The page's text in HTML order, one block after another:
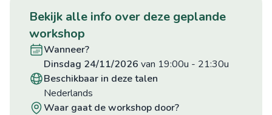
bekijk alle info over deze geplande
workshop
wanneer?
dinsdag 24/11/2026 van 19:00u - 21:30u
beschikbaar in deze talen
Nederlands
waar gaat de workshop door?